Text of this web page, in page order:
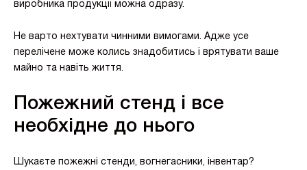
виробника продукції можна одразу.
Не варто нехтувати чинними вимогами. Адже усе
перелічене може колись знадобитись і врятувати ваше
майно та навіть життя.
Пожежний стенд і все
необхідне до нього
Шукаєте пожежні стенди, вогнегасники, інвентар?